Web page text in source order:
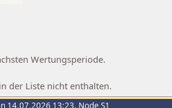
Wertungsperiode.
der Liste nicht enthalten.
14.07.2026 13:23, Node S1